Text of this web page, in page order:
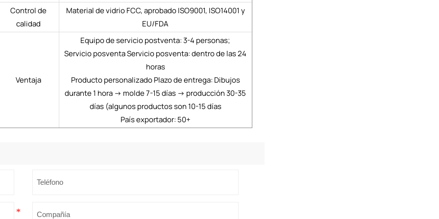
Control de
calidad
Material de vidrio FCC, aprobado ISO9001, ISO14001 y
EU/FDA
Ventaja
Equipo de servicio postventa: 3-4 personas;
Servicio posventa Servicio posventa: dentro de las 24
horas
Producto personalizado Plazo de entrega: Dibujos
durante 1 hora → molde 7-15 días → producción 30-35
días (algunos productos son 10-15 días
País exportador: 50+